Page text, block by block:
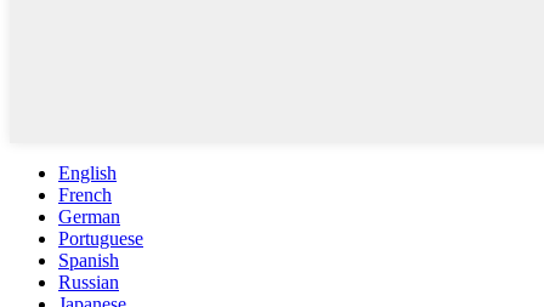
English
French
German
Portuguese
Spanish
Russian